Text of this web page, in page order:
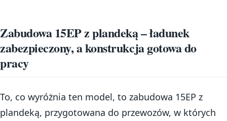
Zabudowa 15EP z plandeką – ładunek
zabezpieczony, a konstrukcja gotowa do
pracy
To, co wyróżnia ten model, to zabudowa 15EP z
plandeką, przygotowana do przewozów, w których